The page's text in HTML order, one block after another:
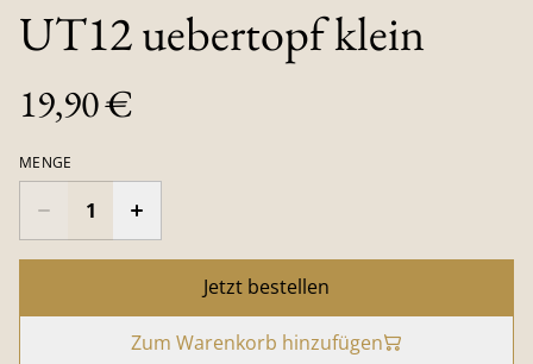
UT12 uebertopf klein
19,90 €
MENGE
Jetzt bestellen
Zum Warenkorb hinzufügen